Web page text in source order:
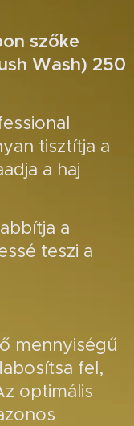
szőke
Wash) 250
tisztítja a
a haj
a
teszi a
mennyiségű
fel,
optimális